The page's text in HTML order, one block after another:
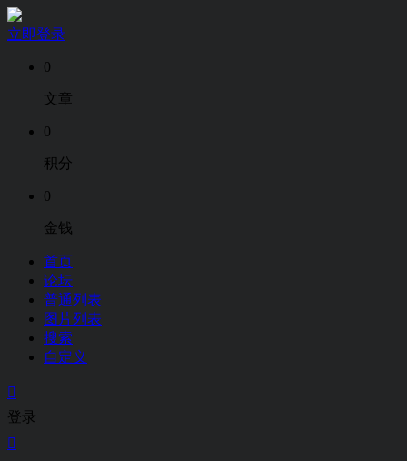
立即登录
0
文章
0
积分
0
金钱
首页
论坛
普通列表
图片列表
搜索
自定义

登录
